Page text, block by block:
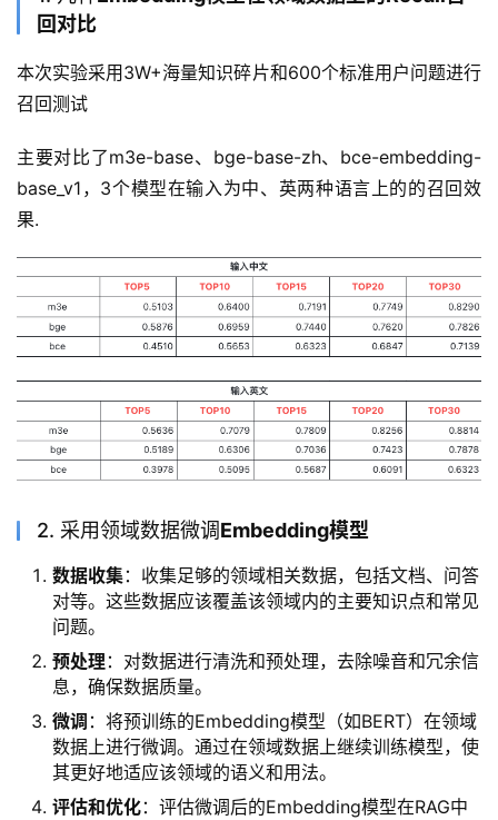
回对比
本次实验采用3W+海量知识碎片和600个标准用户问题进行
召回测试
主要对比了m3e-base、bge-base-zh、bce-embedding-
base_v1，3个模型在输入为中、英两种语言上的的召回效
果.
2. 采用领域数据微调Embedding模型
数据收集：收集足够的领域相关数据，包括文档、问答
对等。这些数据应该覆盖该领域内的主要知识点和常见
问题。
预处理 ：对数据进行清洗和预处理，去除噪音和冗余信
息，确保数据质量。
微调 ：将预训练的Embedding模型（如BERT）在领域
数据上进行微调。通过在领域数据上继续训练模型，使
其更好地适应该领域的语义和用法。
评估和优化：评估微调后的Embedding模型在RAG中